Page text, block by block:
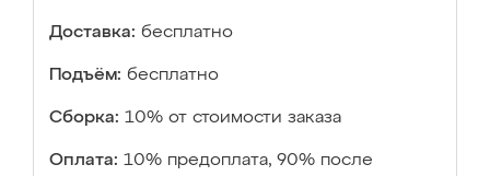
Доставка: бесплатно
Подъём: бесплатно
Сборка: 10% от стоимости заказа
Оплата: 10% предоплата, 90% после